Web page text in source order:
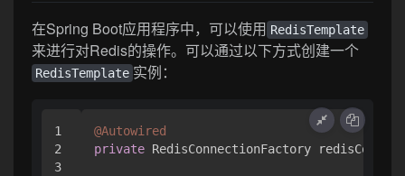
在Spring Boot应用程序中，可以使用 RedisTemplate
来进行对Redis的操作。可以通过以下方式创建一个
RedisTemplate 实例：
1
2
3
@Autowired
private RedisConnectionFactory